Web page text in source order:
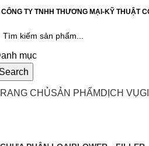
CÔNG TY TNHH THƯƠNG MẠI-KỸ THUẬT
mục
CHỦSẢN PHẨM DỊCH VỤ